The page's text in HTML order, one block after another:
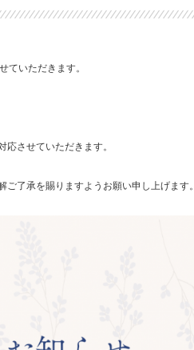
ていただきます。
させていただきます。
了承を賜りますようお願い申し上げます。